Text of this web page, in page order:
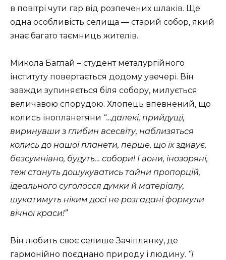
в повітрі чути гар від розпечених шлаків. Ще
одна особливість селища — старий собор, який
знає багато таємниць жителів.
Микола Баглай – студент металургійного
інституту повертається додому увечері. Він
завжди зупиняється біля собору, милується
величавою спорудою. Хлопець впевнений, що
колись інопланетяни “…далекі, прийдущі,
виринувши з глибин всесвіту, наблизяться
колись до нашої планети, перше, що їх здивує,
безсумнівно, будуть… собори! І вони, інозоряні,
теж стануть дошукуватись тайни пропорцій,
ідеального суголосся думки й матеріалу,
шукатимуть ніким досі не розгадані формули
вічної краси!”
Він любить своє селише Зачіплянку, де
гармонійно поєднано природу і людину. “І